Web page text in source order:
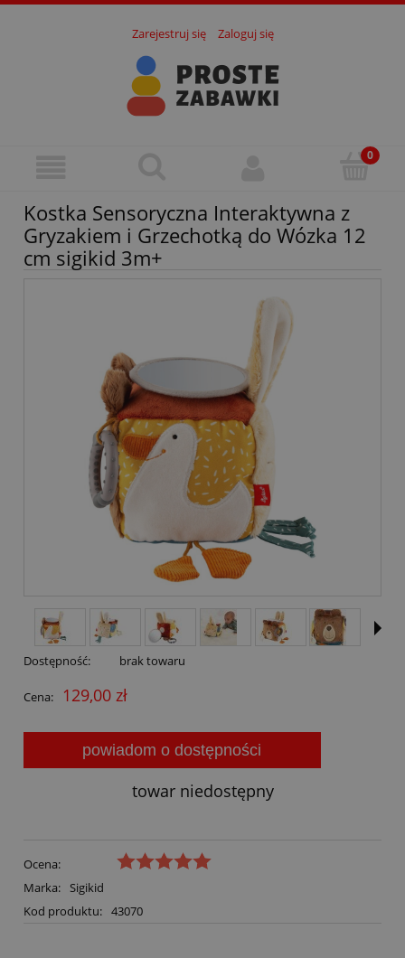
Zarejestruj się Zaloguj się
Kostka Sensoryczna Interaktywna z
Gryzakiem i Grzechotką do Wózka 12
cm sigikid 3m+
Dostępność: brak towaru
Cena: 129,00 zł
powiadom o dostępności
towar niedostępny
Ocena:
Marka: Sigikid
Kod produktu: 43070